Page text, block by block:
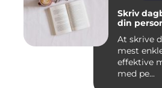
Skriv
din
At skrive
mest
effektive
med pe...